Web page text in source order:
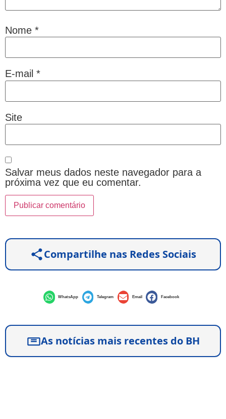
Nome *
E-mail *
Site
Salvar meus dados neste navegador para a
próxima vez que eu comentar.
Compartilhe nas Redes Sociais
WhatsApp Telegram Email Facebook
As notícias mais recentes do BH